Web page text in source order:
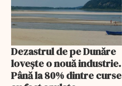
Dezastrul de pe Dunăre
lovește o nouă industrie.
Până la 80% dintre curse